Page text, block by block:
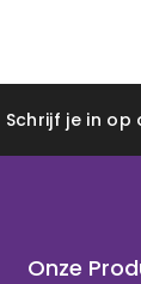
Schrijf je in op
Onze